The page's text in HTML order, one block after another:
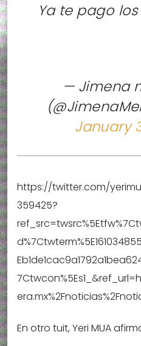
Ya te pago
— Jimena
January
https://twitter.com/
359425?
En otro tuit, Yeri MUA